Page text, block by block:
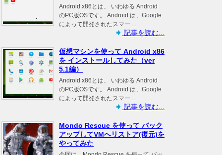
Android x86とは、 いわゆる Android
のPC版OSです。 Android は、Google
によって開発されたスマー ...
記事を読む...
仮想マシンを使って Android x86
を インストールしてみた（ver
5.1編）
Android x86とは、 いわゆる Android
のPC版OSです。 Android は、Google
によって開発されたスマー ...
記事を読む...
Mondo Rescue を使って バック
アップしてVMへリストア(復元)を
やってみた